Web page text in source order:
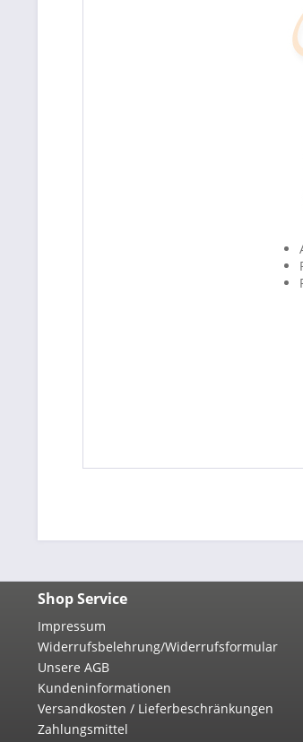
Shop Service
Impressum
Widerrufsbelehrung/Widerrufsformular
Unsere AGB
Kundeninformationen
Versandkosten / Lieferbeschränkungen
Zahlungsmittel